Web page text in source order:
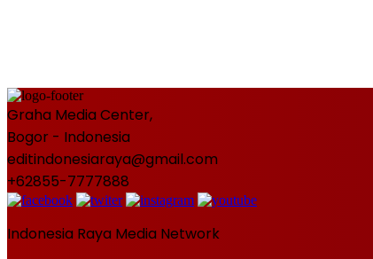
Graha Media Center,
Bogor - Indonesia
editindonesiaraya@gmail.com
+62855-7777888
Indonesia Raya Media Network